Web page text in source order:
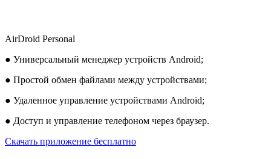
AirDroid Personal
● Универсальный менеджер устройств Android;
● Простой обмен файлами между устройствами;
● Удаленное управление устройствами Android;
● Доступ и управление телефоном через браузер.
Скачать приложение бесплатно